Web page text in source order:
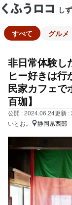
し
すべて グルメ
非日常体験し
ヒー好きは行
民家カフェで
百珈】
公開 : 2024.06.24更新 :
いとお。
静岡県西部